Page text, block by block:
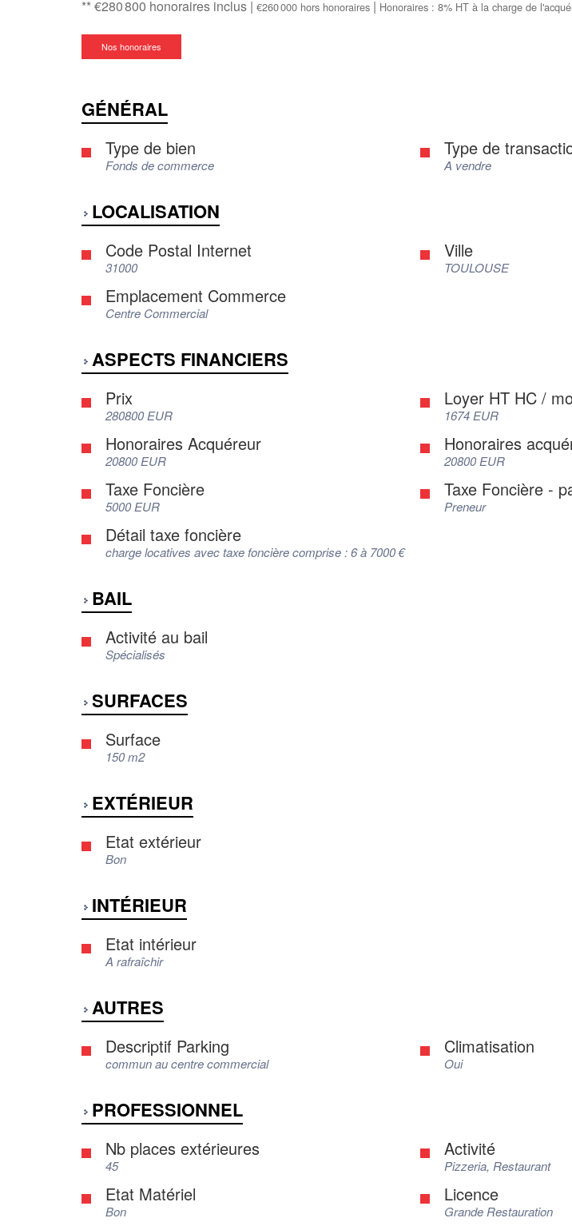
** €280 800 honoraires inclus | €260 000 hors honoraires | Honoraires : 8% HT à la charge de
Nos honoraires
GÉNÉRAL
Type de bien
Fonds de commerce
Type de
A vendre
LOCALISATION
Code Postal Internet
31000
Ville
TOULOUSE
Emplacement Commerce
Centre Commercial
ASPECTS FINANCIERS
Prix
280800 EUR
Loyer HT HC /
1674 EUR
Honoraires Acquéreur
20800 EUR
Honoraires
20800 EUR
Taxe Foncière
5000 EUR
Taxe Foncière -
Preneur
Détail taxe foncière
charge locatives avec taxe foncière comprise : 6 à 7000 €
BAIL
Activité au bail
Spécialisés
SURFACES
Surface
150 m2
EXTÉRIEUR
Etat extérieur
Bon
INTÉRIEUR
Etat intérieur
A rafraîchir
AUTRES
Descriptif Parking
commun au centre commercial
Climatisation
Oui
PROFESSIONNEL
Nb places extérieures
45
Activité
Pizzeria, Restaurant
Etat Matériel
Bon
Licence
Grande Restauration